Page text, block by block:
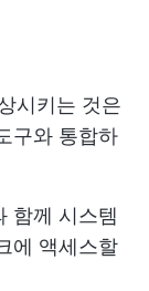
시키는 것은
구와 통합하
함께 시스템
에 액세스할